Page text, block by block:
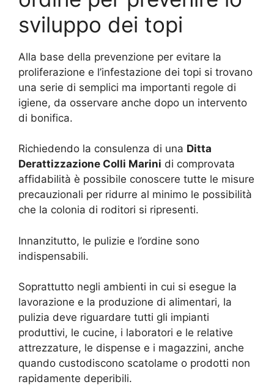
sviluppo dei topi
Alla base della prevenzione per evitare la
proliferazione e l’infestazione dei topi si trovano
una serie di semplici ma importanti regole di
igiene, da osservare anche dopo un intervento
di bonifica.
Richiedendo la consulenza di una Ditta
Derattizzazione Colli Marini di comprovata
affidabilità è possibile conoscere tutte le misure
precauzionali per ridurre al minimo le possibilità
che la colonia di roditori si ripresenti.
Innanzitutto, le pulizie e l’ordine sono
indispensabili.
Soprattutto negli ambienti in cui si esegue la
lavorazione e la produzione di alimentari, la
pulizia deve riguardare tutti gli impianti
produttivi, le cucine, i laboratori e le relative
attrezzature, le dispense e i magazzini, anche
quando custodiscono scatolame o prodotti non
rapidamente deperibili.